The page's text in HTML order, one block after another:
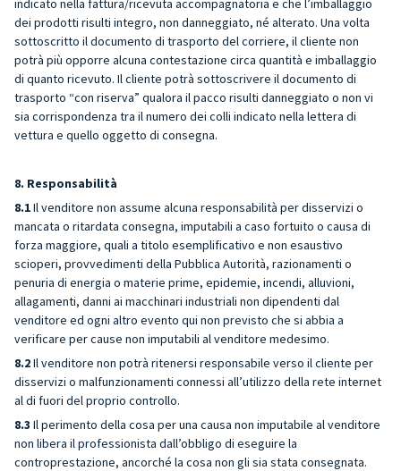
indicato nella fattura/ricevuta accompagnatoria e che l’imballaggio
dei prodotti risulti integro, non danneggiato, né alterato. Una volta
sottoscritto il documento di trasporto del corriere, il cliente non
potrà più opporre alcuna contestazione circa quantità e imballaggio
di quanto ricevuto. Il cliente potrà sottoscrivere il documento di
trasporto “con riserva” qualora il pacco risulti danneggiato o non vi
sia corrispondenza tra il numero dei colli indicato nella lettera di
vettura e quello oggetto di consegna.
8. Responsabilità
8.1Il venditore non assume alcuna responsabilità per disservizi o
mancata o ritardata consegna, imputabili a caso fortuito o causa di
forza maggiore, quali a titolo esemplificativo e non esaustivo
scioperi, provvedimenti della Pubblica Autorità, razionamenti o
penuria di energia o materie prime, epidemie, incendi, alluvioni,
allagamenti, danni ai macchinari industriali non dipendenti dal
venditore ed ogni altro evento qui non previsto che si abbia a
verificare per cause non imputabili al venditore medesimo.
8.2Il venditore non potrà ritenersi responsabile verso il cliente per
disservizi o malfunzionamenti connessi all’utilizzo della rete internet
al di fuori del proprio controllo.
8.3 Il perimento della cosa per una causa non imputabile al venditore
non libera il professionista dall’obbligo di eseguire la
controprestazione, ancorché la cosa non gli sia stata consegnata.